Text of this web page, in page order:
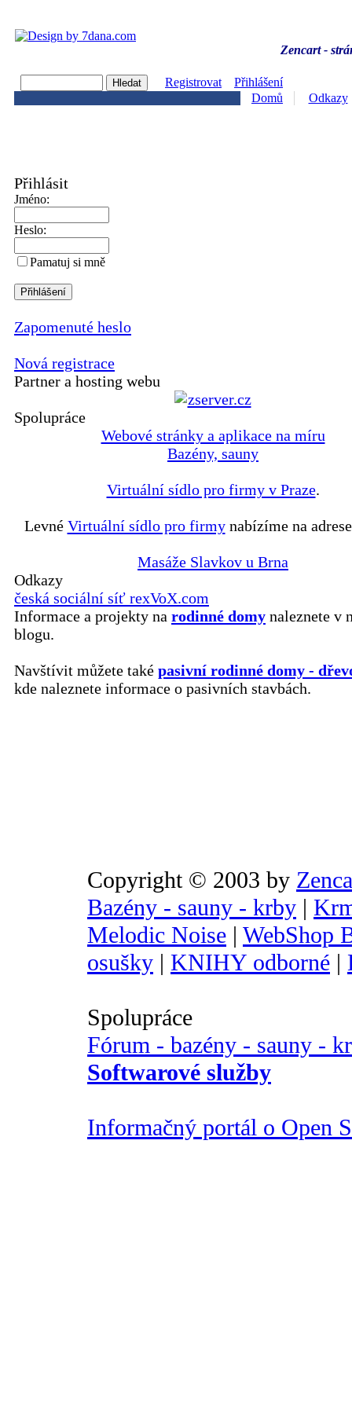
Zencart -
Registrovat
Přihlášení
Domů
Odkazy
Přihlásit
Jméno:
Heslo:
Pamatuj si mně
Zapomenuté heslo
Nová registrace
Partner a hosting webu
Spolupráce
Webové stránky a aplikace na míru
Bazény, sauny
Virtuální sídlo pro firmy v Praze.
Levné Virtuální sídlo pro firmynabízíme na
Masáže Slavkov u Brna
Odkazy
česká sociální síť rexVoX.com
Informace a projekty na rodinné domy naleznete v
blogu.
Navštívit můžete také pasivní rodinné domy -
kde naleznete informace o pasivních stavbách.
Copyright © 2003 by
Bazény - sauny - krby |
Melodic Noise | WebShop
osušky | KNIHY odborné |
Spolupráce
Fórum - bazény - sauny -
Softwarové služby
Informačný portál o Open